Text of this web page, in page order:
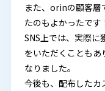
また、orinの顧客層
たのもよかったです
SNS上では、実際に
をいただくこともあ
なりました。
今後も、配布したカ